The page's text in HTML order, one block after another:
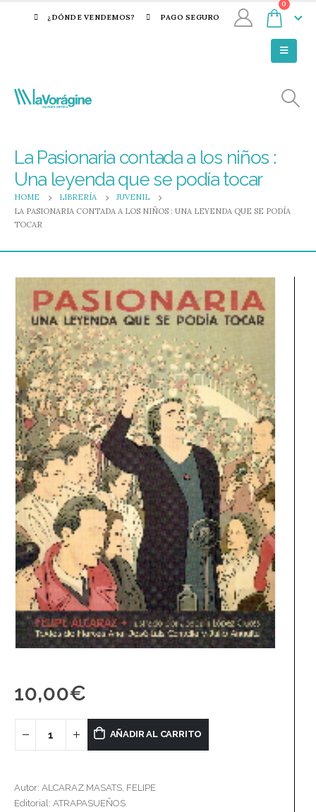
¿DÓNDE VENDEMOS? PAGO SEGURO
0
La Pasionaria contada a los niños :
Una leyenda que se podía tocar
HOME LIBRERÍA
JUVENIL
LA PASIONARIA CONTADA A LOS NIÑOS : UNA LEYENDA QUE SE PODÍA
TOCAR
10,00€
AÑADIR AL CARRITO
Autor: ALCARAZ MASATS, FELIPE
Editorial: ATRAPASUEÑOS